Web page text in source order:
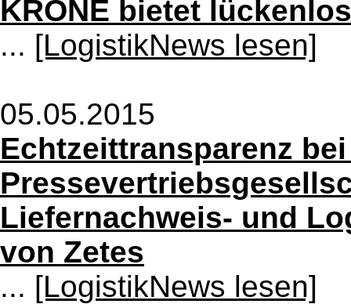
KRONE bietet
... [LogistikNews lesen]
05.05.2015
Echtzeittransparenz
Liefernachweis- und
von Zetes
... [LogistikNews lesen]